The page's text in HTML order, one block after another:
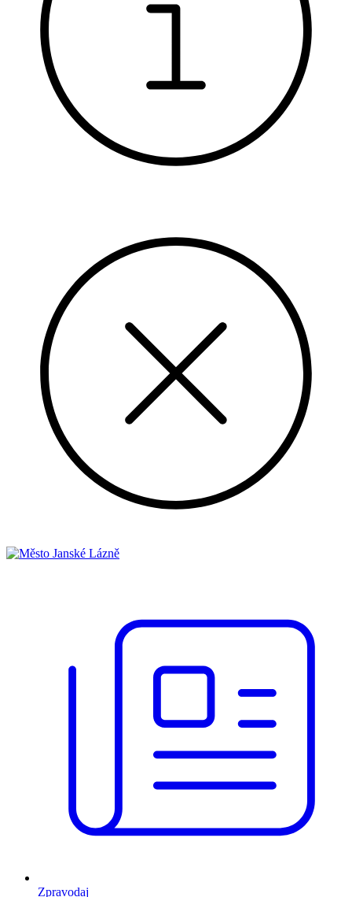
Zpravodaj